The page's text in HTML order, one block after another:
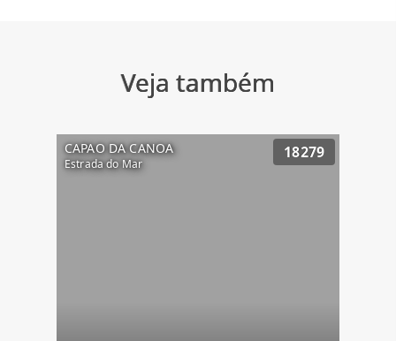
Veja também
CAPAO DA CANOA
Estrada do Mar
18279